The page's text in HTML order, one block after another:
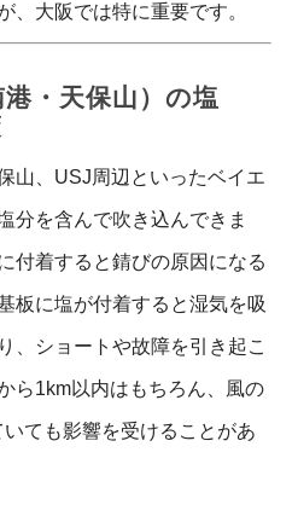
、大阪では特に重要です。
・天保山）の塩
山、USJ周辺といったベイエ
分を含んで吹き込んできま
付着すると錆びの原因になる
板に塩が付着すると湿気を吸
、ショートや故障を引き起こ
ら1km以内はもちろん、風の
ても影響を受けることがあ